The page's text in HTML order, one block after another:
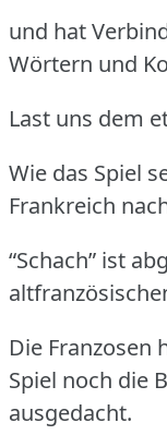
und hat
Wörtern und
Last uns dem
Wie das Spiel
Frankreich
“Schach” ist
Die Franzosen
Spiel noch die
ausgedacht.